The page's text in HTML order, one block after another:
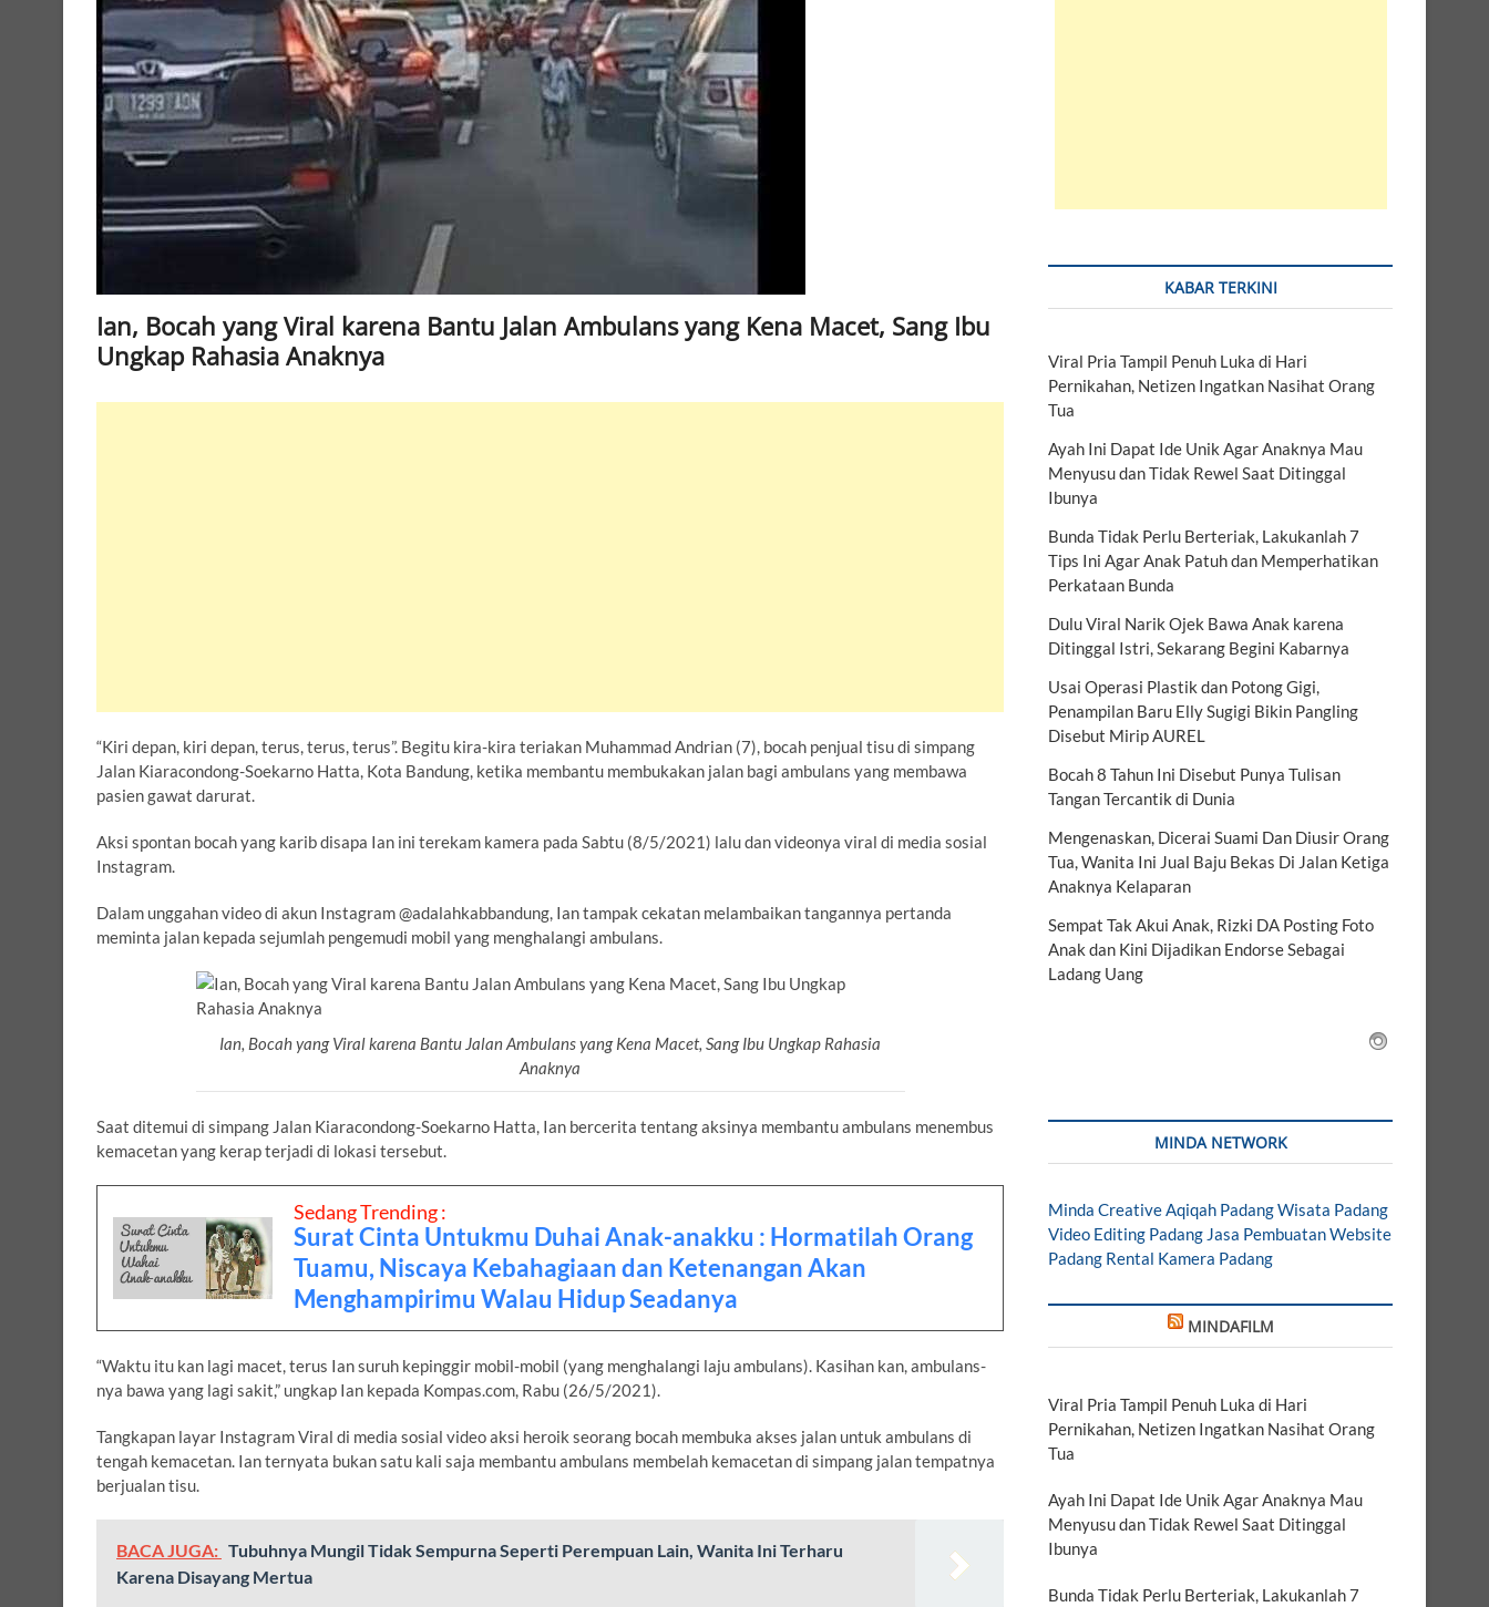
Ian, Bocah yang Viral karena Bantu Jalan Ambulans yang Kena Macet, Sang Ibu
Ungkap Rahasia Anaknya
“Kiri depan, kiri depan, terus, terus, terus”. Begitu kira-kira teriakan Muhammad Andrian (7), bocah penjual tisu di simpang
Jalan Kiaracondong-Soekarno Hatta, Kota Bandung, ketika membantu membukakan jalan bagi ambulans yang membawa
pasien gawat darurat.
Aksi spontan bocah yang karib disapa Ian ini terekam kamera pada Sabtu (8/5/2021) lalu dan videonya viral di media sosial
Instagram.
Dalam unggahan video di akun Instagram @adalahkabbandung, Ian tampak cekatan melambaikan tangannya pertanda
meminta jalan kepada sejumlah pengemudi mobil yang menghalangi ambulans.
Ian, Bocah yang Viral karena Bantu Jalan Ambulans yang Kena Macet, Sang Ibu Ungkap Rahasia
Anaknya
Saat ditemui di simpang Jalan Kiaracondong-Soekarno Hatta, Ian bercerita tentang aksinya membantu ambulans menembus
kemacetan yang kerap terjadi di lokasi tersebut.
Sedang Trending :
Surat Cinta Untukmu Duhai Anak-anakku : Hormatilah Orang
Tuamu, Niscaya Kebahagiaan dan Ketenangan Akan
Menghampirimu Walau Hidup Seadanya
“Waktu itu kan lagi macet, terus Ian suruh kepinggir mobil-mobil (yang menghalangi laju ambulans). Kasihan kan, ambulans-
nya bawa yang lagi sakit,” ungkap Ian kepada Kompas.com, Rabu (26/5/2021).
Tangkapan layar Instagram Viral di media sosial video aksi heroik seorang bocah membuka akses jalan untuk ambulans di
tengah kemacetan. Ian ternyata bukan satu kali saja membantu ambulans membelah kemacetan di simpang jalan tempatnya
berjualan tisu.
BACA JUGA: Tubuhnya Mungil Tidak Sempurna Seperti Perempuan Lain, Wanita Ini Terharu
Karena Disayang Mertua
KABAR TERKINI
Viral Pria Tampil Penuh Luka di Hari
Pernikahan, Netizen Ingatkan Nasihat Orang
Tua
Ayah Ini Dapat Ide Unik Agar Anaknya Mau
Menyusu dan Tidak Rewel Saat Ditinggal
Ibunya
Bunda Tidak Perlu Berteriak, Lakukanlah 7
Tips Ini Agar Anak Patuh dan Memperhatikan
Perkataan Bunda
Dulu Viral Narik Ojek Bawa Anak karena
Ditinggal Istri, Sekarang Begini Kabarnya
Usai Operasi Plastik dan Potong Gigi,
Penampilan Baru Elly Sugigi Bikin Pangling
Disebut Mirip AUREL
Bocah 8 Tahun Ini Disebut Punya Tulisan
Tangan Tercantik di Dunia
Mengenaskan, Dicerai Suami Dan Diusir Orang
Tua, Wanita Ini Jual Baju Bekas Di Jalan Ketiga
Anaknya Kelaparan
Sempat Tak Akui Anak, Rizki DA Posting Foto
Anak dan Kini Dijadikan Endorse Sebagai
Ladang Uang
MINDA NETWORK
Minda CreativeAqiqah PadangWisata Padang
Video Editing Padang Jasa Pembuatan Website
Padang Rental Kamera Padang
MINDAFILM
Viral Pria Tampil Penuh Luka di Hari
Pernikahan, Netizen Ingatkan Nasihat Orang
Tua
Ayah Ini Dapat Ide Unik Agar Anaknya Mau
Menyusu dan Tidak Rewel Saat Ditinggal
Ibunya
Bunda Tidak Perlu Berteriak, Lakukanlah 7